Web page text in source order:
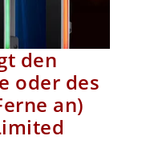
den
oder des
an)